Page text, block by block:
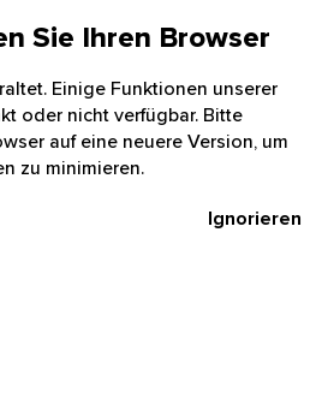
Sie Ihren Browser
Einige Funktionen unserer
oder nicht verfügbar. Bitte
auf eine neuere Version, um
zu minimieren.
Ignorieren